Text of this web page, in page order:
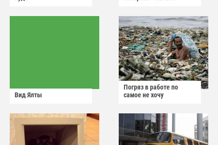
Вид Ялты
Погряз в работе по
самое не хочу